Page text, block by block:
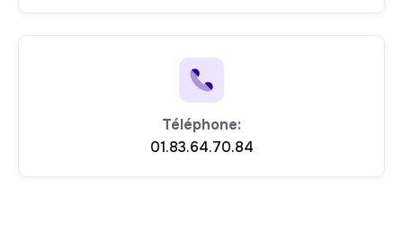
Téléphone:
01.83.64.70.84